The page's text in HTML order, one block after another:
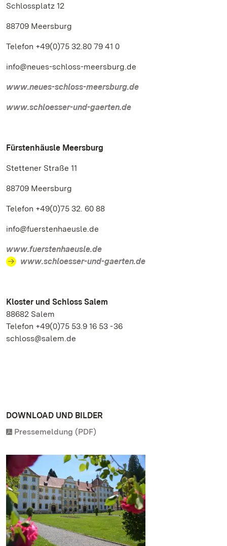
Schlossplatz 12
88709 Meersburg
Telefon +49(0)75 32.80 79 41 0
info@neues-schloss-meersburg.de
www.neues-schloss-meersburg.de
www.schloesser-und-gaerten.de
Fürstenhäusle Meersburg
Stettener Straße 11
88709 Meersburg
Telefon +49(0)75 32. 60 88
info@fuerstenhaeusle.de
www.fuerstenhaeusle.de
www.schloesser-und-gaerten.de
Kloster und Schloss Salem
88682 Salem
Telefon +49(0)75 53.9 16 53 - 36
schloss@salem.de
DOWNLOAD UND BILDER
Pressemeldung (PDF)